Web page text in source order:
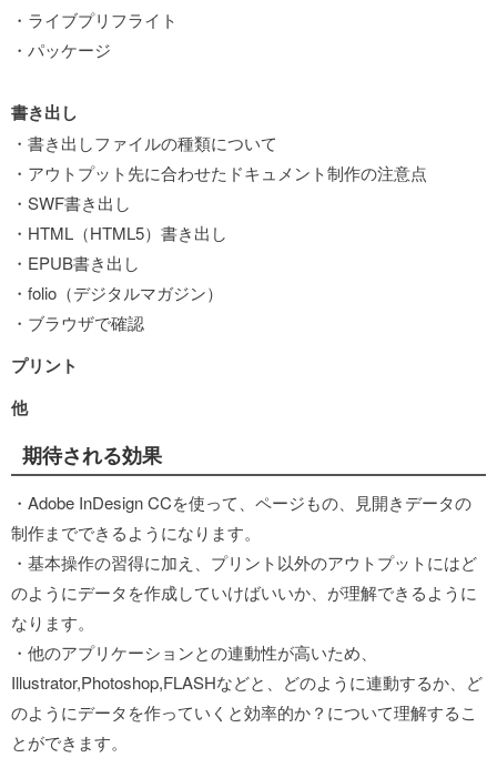
・ライブプリフライト
・パッケージ
書き出し
・書き出しファイルの種類について
・アウトプット先に合わせたドキュメント制作の注意点
・SWF書き出し
・HTML（HTML5）書き出し
・EPUB書き出し
・folio（デジタルマガジン）
・ブラウザで確認
プリント
他
期待される効果
・Adobe InDesign CCを使って、ページもの、見開きデータの
制作までできるようになります。
・基本操作の習得に加え、プリント以外のアウトプットにはど
のようにデータを作成していけばいいか、が理解できるように
なります。
・他のアプリケーションとの連動性が高いため、
Illustrator,Photoshop,FLASHなどと、どのように連動するか、ど
のようにデータを作っていくと効率的か？について理解するこ
とができます。